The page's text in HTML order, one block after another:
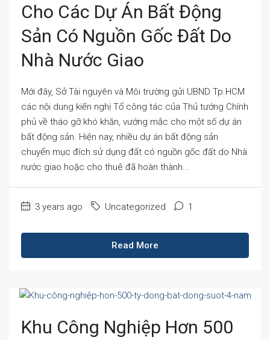
Cho Các Dự Án Bất Động
Sản Có Nguồn Gốc Đất Do
Nhà Nước Giao
Mới đây, Sở Tài nguyên và Môi trường gửi UBND Tp.HCM
các nội dung kiến nghị Tổ công tác của Thủ tướng Chính
phủ về tháo gỡ khó khăn, vướng mắc cho một số dự án
bất động sản. Hiện nay, nhiều dự án bất động sản
chuyển mục đích sử dụng đất có nguồn gốc đất do Nhà
nước giao hoặc cho thuê đã hoàn thành...
3 years ago Uncategorized 1
Read More
Khu Công Nghiệp Hơn 500